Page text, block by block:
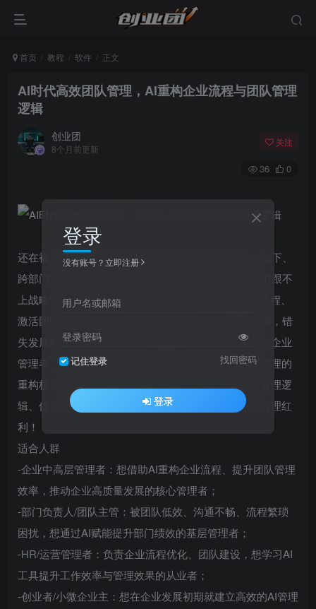
首页 教程 软件 正文
AI时代高效团队管理，AI重构企业流程与团队管理
逻辑
创业团
8个月前更新
关注
36 0
还在被传统团队管理的痛点困扰？流程繁琐导致效率低下、
跨部门沟通成本高、决策依赖经验易出错、团队执行力跟不
上战略节奏？AI时代已然来临，别人的企业靠AI重构流程、
激活团队，实现效率翻倍，你却还在沿用旧有管理逻辑，错
失发展机遇？这款「AI时代高效团队管理」课程，专为企业
管理者、团队负责人打造，聚焦AI对企业流程与团队管理的
重构核心，不用复杂技术储备，手把手教你用AI重塑管理逻
辑、优化业务流程，打造高效能团队，抓住AI时代的管理红
利！
适合人群
-企业中高层管理者：想借助AI重构企业流程、提升团队管理
效率，推动企业高质量发展的核心管理者；
-部门负责人/团队主管：被团队低效、沟通不畅、流程繁琐
困扰，想通过AI赋能提升部门绩效的基层管理者；
-HR/运营管理者：负责企业流程优化、团队建设，想学习AI
工具提升工作效率与管理效果的从业者；
-创业者/小微企业主：想在企业发展初期就建立高效的AI管理
登录
没有账号？立即注册
用户名或邮箱
登录密码
记住登录 找回密码
登录